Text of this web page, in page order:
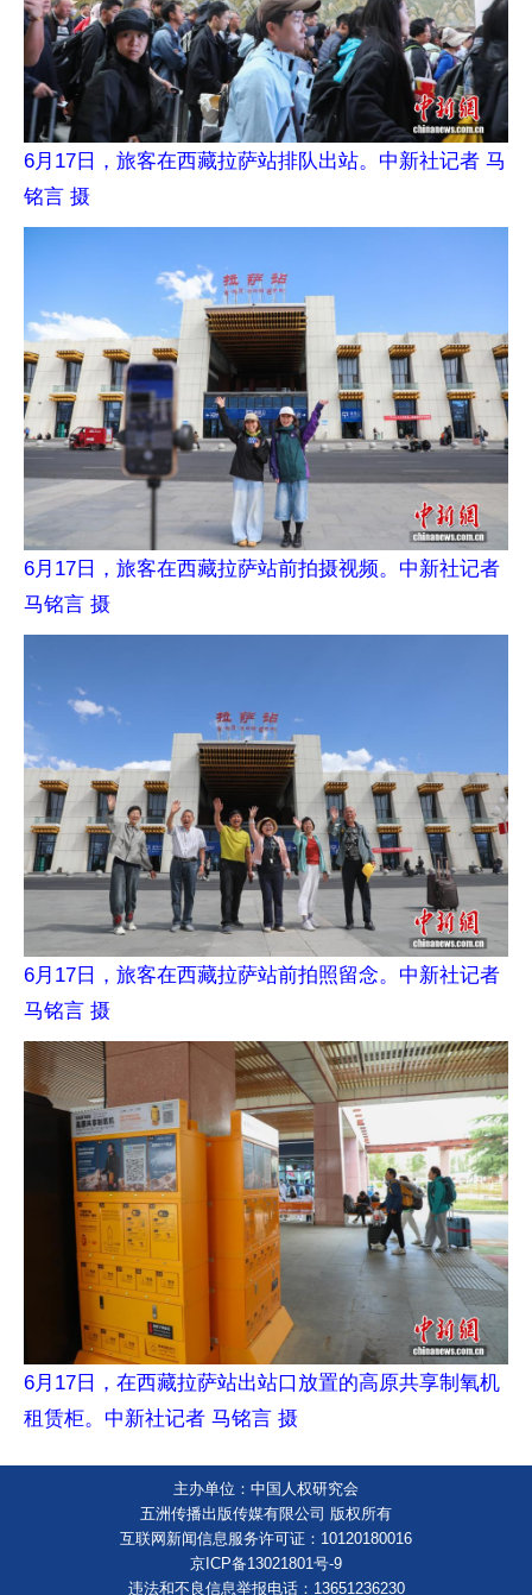
6月17日，旅客在西藏拉萨站排队出站。中新社记者 马
铭言 摄
6月17日，旅客在西藏拉萨站前拍摄视频。中新社记者
马铭言 摄
6月17日，旅客在西藏拉萨站前拍照留念。中新社记者
马铭言 摄
6月17日，在西藏拉萨站出站口放置的高原共享制氧机
租赁柜。中新社记者 马铭言 摄
主办单位：中国人权研究会
五洲传播出版传媒有限公司 版权所有
互联网新闻信息服务许可证：10120180016
京ICP备13021801号-9
违法和不良信息举报电话：13651236230